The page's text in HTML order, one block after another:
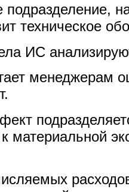
подразделение,
техническое
ИС
менеджерам
к материальной